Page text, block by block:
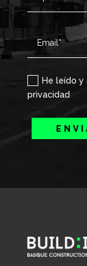
He leído
privacidad